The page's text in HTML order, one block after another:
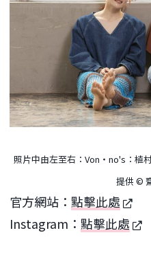
照片中由左至右：Von・no's：植
提供 ©
官方網站： 點擊此處
Instagram： 點擊此處